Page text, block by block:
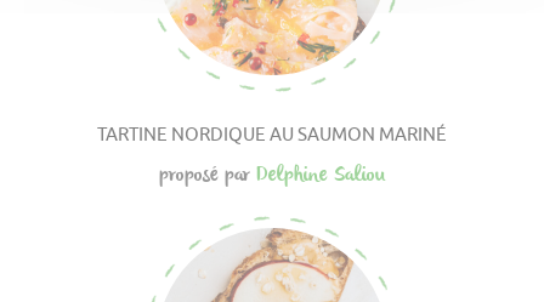
TARTINE NORDIQUE AU SAUMON MARINÉ
proposé par Delphine Saliou